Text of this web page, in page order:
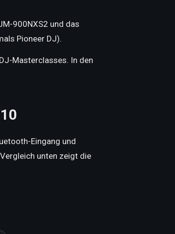
900NXS2 und das
Pioneer DJ).
Masterclasses. In den
Eingang und
unten zeigt die